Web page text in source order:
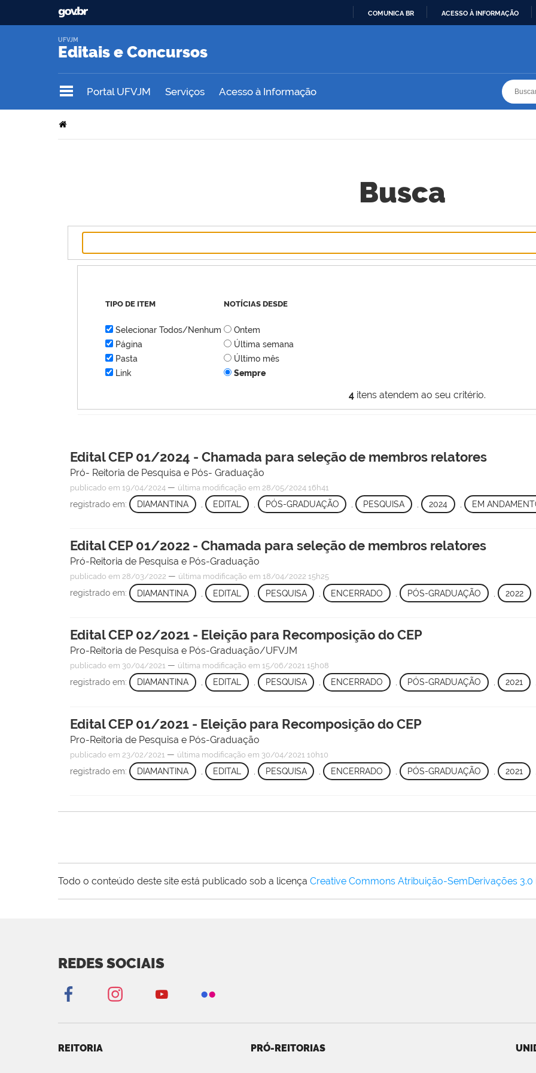
COMUNICA BR ACESSO À INFORMAÇÃO
Editais e Concursos
UFVJM
Portal UFVJM Serviços Acesso à Informação
Busca
4itens atendem ao seu critério.
TIPO DE ITEM
Selecionar Todos/Nenhum
Página
Pasta
Link
NOTÍCIAS DESDE
Ontem
Última semana
Último mês
Sempre
Edital CEP 01/2024 - Chamada para seleção de membros relatores
Pró- Reitoria de Pesquisa e Pós- Graduação
publicado em 19/04/2024 — última modificação em 28/05/2024 16h41
registrado em: DIAMANTINA EDITAL PÓS-GRADUAÇÃO , PESQUISA , 2024 EM
Edital CEP 01/2022 - Chamada para seleção de membros relatores
Pró-Reitoria de Pesquisa e Pós-Graduação
publicado em 28/03/2022 — última modificação em 18/04/2022 15h25
registrado em: DIAMANTINA EDITAL PESQUISA , ENCERRADO , PÓS-GRADUAÇÃO 2022
Edital CEP 02/2021 - Eleição para Recomposição do CEP
Pro-Reitoria de Pesquisa e Pós-Graduação/UFVJM
publicado em 30/04/2021 — última modificação em 15/06/2021 15h08
registrado em: DIAMANTINA , EDITAL , PESQUISA , ENCERRADO , PÓS-GRADUAÇÃO , 2021
Edital CEP 01/2021 - Eleição para Recomposição do CEP
Pro-Reitoria de Pesquisa e Pós-Graduação
publicado em 23/02/2021 — última modificação em 30/04/2021 10h10
registrado em: DIAMANTINA EDITAL PESQUISA , ENCERRADO , PÓS-GRADUAÇÃO 2021
Todo o conteúdo deste site está publicado sob a licença Creative Commons Atribuição-SemDerivações
REDES SOCIAIS
REITORIA PRÓ-REITORIAS